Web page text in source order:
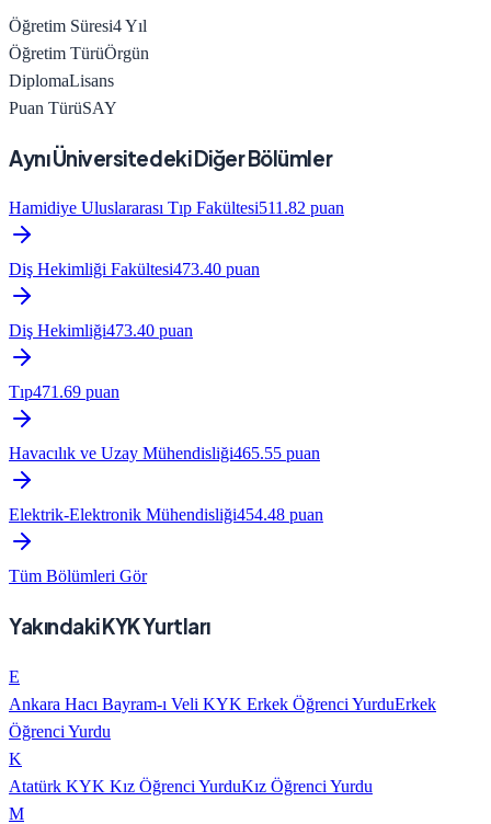
Öğretim Süresi4Yıl
Öğretim TürüÖrgün
DiplomaLisans
Puan TürüSAY
Aynı Üniversitedeki Diğer Bölümler
Hamidiye Uluslararası Tıp Fakültesi511.82 puan
Diş Hekimliği Fakültesi473.40 puan
Diş Hekimliği473.40 puan
Tıp471.69 puan
Havacılık ve Uzay Mühendisliği465.55 puan
Elektrik-Elektronik Mühendisliği454.48 puan
Tüm Bölümleri Gör
Yakındaki KYK Yurtları
E
Ankara Hacı Bayram-ı Veli KYK Erkek Öğrenci YurduErkek
Öğrenci Yurdu
K
Atatürk KYK Kız Öğrenci YurduKız Öğrenci Yurdu
M